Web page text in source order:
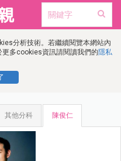
分析技術。若繼續閱覽本網站內
多cookies資訊請閱讀我們的隱私
其他分科 陳俊仁